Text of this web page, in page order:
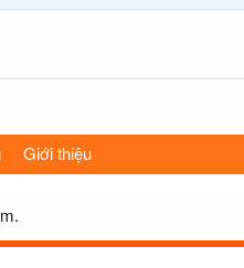
Giới thiệu